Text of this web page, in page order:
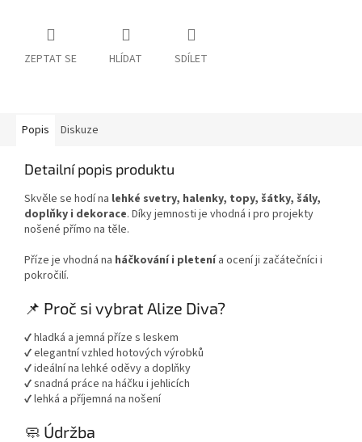
ZEPTAT SE HLÍDAT SDÍLET
Popis Diskuze
Detailní popis produktu
Skvěle se hodí na lehké svetry, halenky, topy, šátky, šály,
doplňky i dekorace. Díky jemnosti je vhodná i pro projekty
nošené přímo na těle.
Příze je vhodná na háčkování i pletenía ocení ji začátečníci i
pokročilí.
📌 Proč si vybrat Alize Diva?
✔ hladká a jemná příze s leskem
✔ elegantní vzhled hotových výrobků
✔ ideální na lehké oděvy a doplňky
✔ snadná práce na háčku i jehlicích
✔ lehká a příjemná na nošení
🧼 Údržba